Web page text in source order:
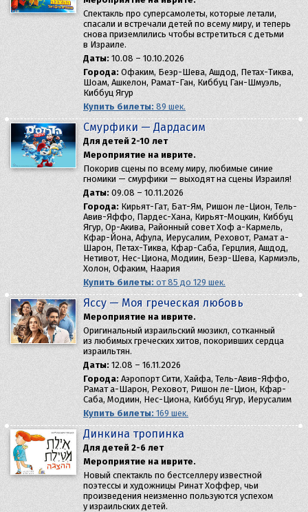
Спектакль про суперсамолеты, которые летали,
спасали и встречали детей по всему миру, и теперь
снова приземлились чтобы встретиться с детьми
в Израиле.
Даты: 10.08 – 10.10.2026
Города: Офаким, Беэр-Шева, Ашдод, Петах-Тиква,
Шоам, Ашкелон, Рамат-Ган, Киббуц Ган-Шмуэль,
Киббуц Ягур
Купить билеты: 89 шек.
Смурфики — Дардасим
Для детей 2-10 лет
Мероприятие на иврите.
Покорив сцены по всему миру, любимые синие
гномики — смурфики — выходят на сцены Израиля!
Даты: 09.08 – 10.11.2026
Города: Кирьят-Гат, Бат-Ям, Ришон ле-Цион, Тель-
Авив-Яффо, Пардес-Хана, Кирьят-Моцкин, Киббуц
Ягур, Ор-Акива, Районный совет Хоф а-Кармель,
Кфар-Йона, Афула, Иерусалим, Реховот, Рамат а-
Шарон, Петах-Тиква, Кфар-Саба, Герцлия, Ашдод,
Нетивот, Нес-Циона, Модиин, Беэр-Шева, Кармиэль,
Холон, Офаким, Наария
Купить билеты: от 85 до 129 шек.
Яссу — Моя греческая любовь
Мероприятие на иврите.
Оригинальный израильский мюзикл, сотканный
из любимых греческих хитов, покоривших сердца
израильтян.
Даты: 12.08 – 16.11.2026
Города: Аэропорт Сити, Хайфа, Тель-Авив-Яффо,
Рамат а-Шарон, Реховот, Ришон ле-Цион, Кфар-
Саба, Модиин, Нес-Циона, Киббуц Ягур, Иерусалим
Купить билеты: 169 шек.
Динкина тропинка
Для детей 2-6 лет
Мероприятие на иврите.
Новый спектакль по бестселлеру известной
поэтессы и художницы Ринат Хоффер, чьи
произведения неизменно пользуются успехом
у израильских детей.